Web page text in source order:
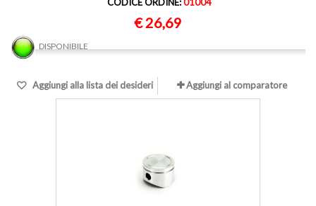
CODICE ORDINE:01004
€ 26,69
DISPONIBILE
Aggiungi alla lista dei desideri Aggiungi al comparatore